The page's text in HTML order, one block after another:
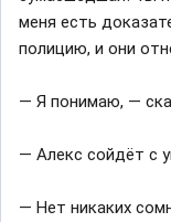
меня есть
полицию, и они
— Я понимаю, —
— Алекс сойдёт с
— Нет никаких